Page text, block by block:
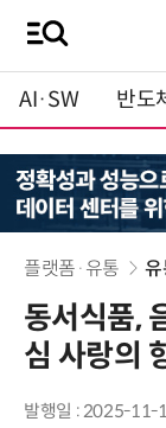
AI·SW 반도체
플랫폼·유통
동서식품,
심 사랑의
발행일 : 2025-11-